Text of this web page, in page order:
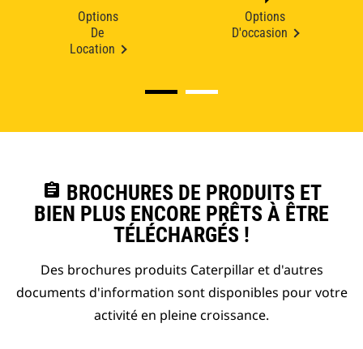
Options
De
Location
Options
D'occasion
assignment BROCHURES DE PRODUITS ET
BIEN PLUS ENCORE PRÊTS À ÊTRE
TÉLÉCHARGÉS !
Des brochures produits Caterpillar et d'autres
documents d'information sont disponibles pour votre
activité en pleine croissance.